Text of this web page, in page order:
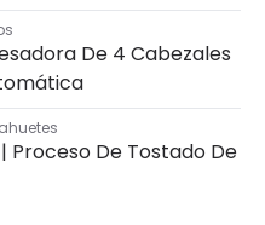
De 4 Cabezales
Proceso De Tostado De